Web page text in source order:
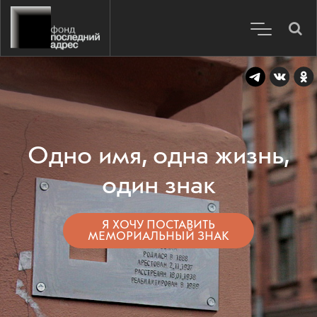
Одно имя, одна жизнь,
один знак
Я ХОЧУ ПОСТАВИТЬ
МЕМОРИАЛЬНЫЙ ЗНАК